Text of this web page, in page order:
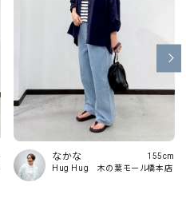
なかな
Hug Hug 木の葉モール橋本店
155cm